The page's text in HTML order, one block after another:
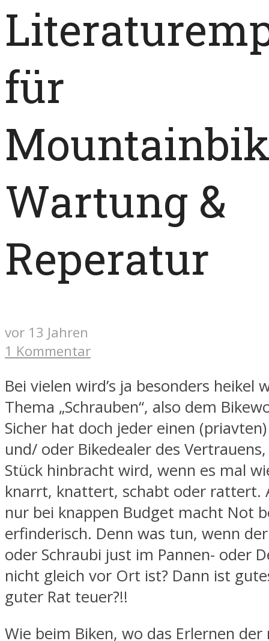
für
Wartung &
Reperatur
vor 13 Jahren
1 Kommentar
Bei vielen wird’s ja besonders heikel
Thema „Schrauben“, also dem
Sicher hat doch jeder einen
und/ oder Bikedealer des
Stück hinbracht wird, wenn es mal
knarrt, knattert, schabt oder rattert.
nur bei knappen Budget macht Not
erfinderisch. Denn was tun, wenn
oder Schraubi just im Pannen- oder
nicht gleich vor Ort ist? Dann ist
guter Rat teuer?!!
Wie beim Biken, wo das Erlernen